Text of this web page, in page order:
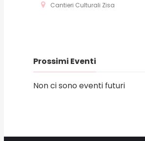
Cantieri Culturali Zisa
Prossimi Eventi
Non ci sono eventi futuri